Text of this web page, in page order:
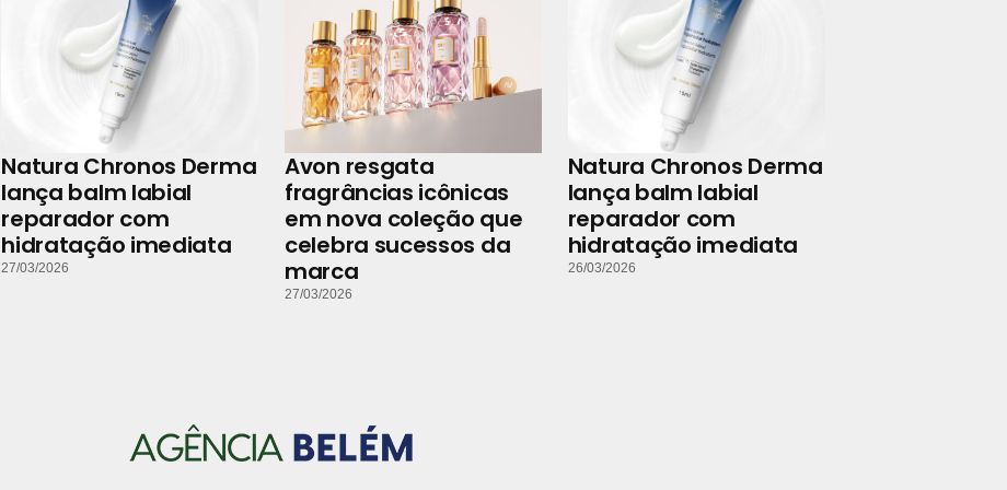
Natura Chronos Derma
lança balm labial
reparador com
hidratação imediata
27/03/2026
Avon resgata
fragrâncias icônicas
em nova coleção que
celebra sucessos da
marca
27/03/2026
Natura Chronos Derma
lança balm labial
reparador com
hidratação imediata
26/03/2026